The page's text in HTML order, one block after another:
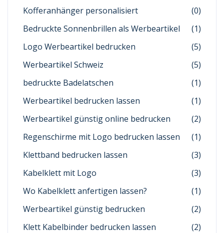
Kofferanhänger personalisiert
(0)
Bedruckte Sonnenbrillen als Werbeartikel
(1)
Logo Werbeartikel bedrucken
(5)
Werbeartikel Schweiz
(5)
bedruckte Badelatschen
(1)
Werbeartikel bedrucken lassen
(1)
Werbeartikel günstig online bedrucken
(2)
Regenschirme mit Logo bedrucken lassen
(1)
Klettband bedrucken lassen
(3)
Kabelklett mit Logo
(3)
Wo Kabelklett anfertigen lassen?
(1)
Werbeartikel günstig bedrucken
(2)
Klett Kabelbinder bedrucken lassen
(2)